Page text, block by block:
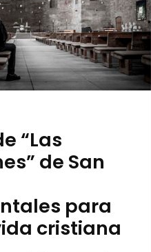
“Las
de San
para
cristiana